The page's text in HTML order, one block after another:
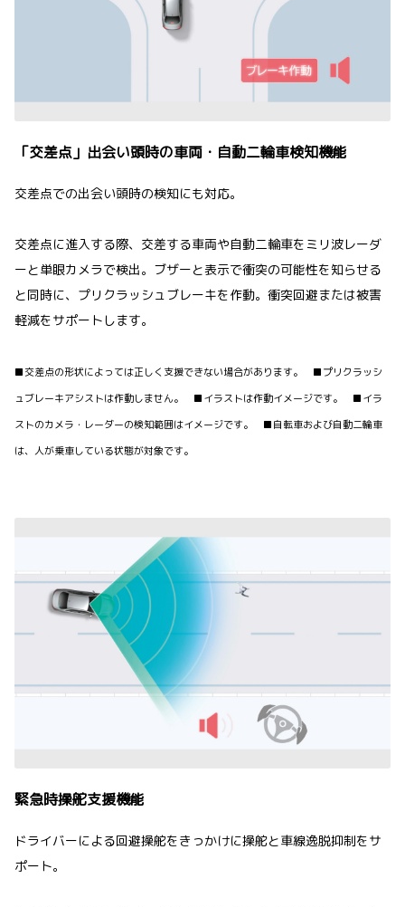
「交差点」出会い頭時の車両・自動二輪車検知機能
交差点での出会い頭時の検知にも対応。
交差点に進入する際、交差する車両や自動二輪車をミリ波レーダ
ーと単眼カメラで検出。ブザーと表示で衝突の可能性を知らせる
と同時に、プリクラッシュブレーキを作動。衝突回避または被害
軽減をサポートします。
■交差点の形状によっては正しく支援できない場合があります。 ■プリクラッシ
ュブレーキアシストは作動しません。 ■イラストは作動イメージです。 ■イラ
ストのカメラ・レーダーの検知範囲はイメージです。 ■自転車および自動二輪車
は、人が乗車している状態が対象です。
緊急時操舵支援機能
ドライバーによる回避操舵をきっかけに操舵と車線逸脱抑制をサ
ポート。